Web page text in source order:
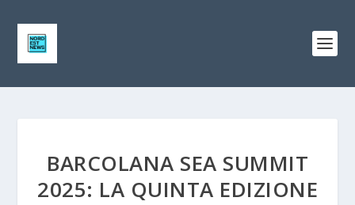
BARCOLANA SEA SUMMIT
2025: LA QUINTA EDIZIONE